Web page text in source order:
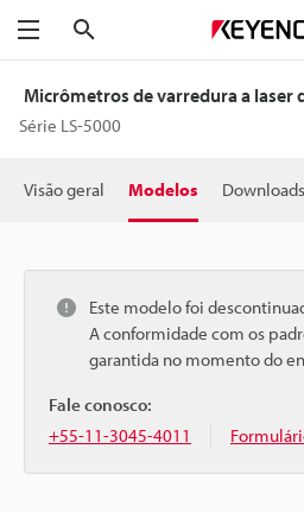
Menu
Micrômetros de varredura a laser
Série LS-5000
Visão geral Modelos Downloads
Este modelo foi
A conformidade com os
garantida no momento do
Fale conosco:
+55-11-3045-4011